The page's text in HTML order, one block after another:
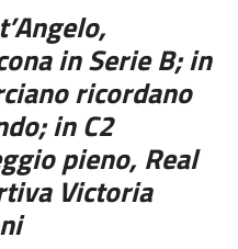
in Serie B; in
ricordano
in C2
pieno, Real
Victoria